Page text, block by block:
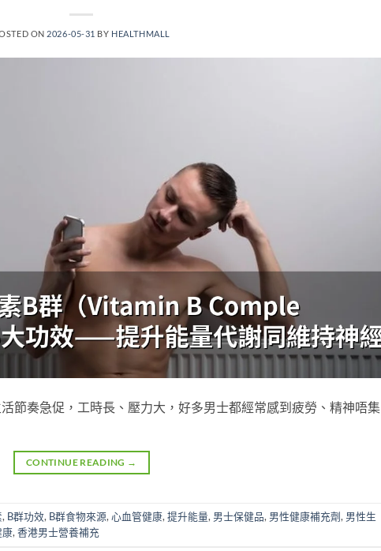
ON 2026-05-31 BY HEALTHMALL
節奏急促，工時長、壓力大，好多男士都經常感到疲勞、精神唔集
CONTINUE READING →
, B群功效, B群食物來源, 心血管健康, 提升能量, 男士保健品, 男性健康補充劑, 男性生
康, 香港男士營養補充